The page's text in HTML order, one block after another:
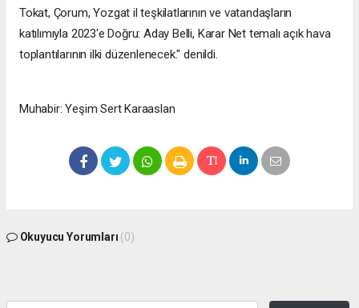
Tokat, Çorum, Yozgat il teşkilatlarının ve vatandaşların
katılımıyla 2023'e Doğru: Aday Belli, Karar Net temalı açık hava
toplantılarının ilki düzenlenecek." denildi.
Muhabir: Yeşim Sert Karaaslan
Okuyucu Yorumları (0)